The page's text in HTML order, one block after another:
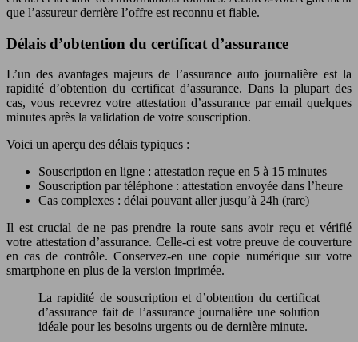
que l’assureur derrière l’offre est reconnu et fiable.
Délais d’obtention du certificat d’assurance
L’un des avantages majeurs de l’assurance auto journalière est la
rapidité d’obtention du certificat d’assurance. Dans la plupart des
cas, vous recevrez votre attestation d’assurance par email quelques
minutes après la validation de votre souscription.
Voici un aperçu des délais typiques :
Souscription en ligne : attestation reçue en 5 à 15 minutes
Souscription par téléphone : attestation envoyée dans l’heure
Cas complexes : délai pouvant aller jusqu’à 24h (rare)
Il est crucial de ne pas prendre la route sans avoir reçu et vérifié
votre attestation d’assurance. Celle-ci est votre preuve de couverture
en cas de contrôle. Conservez-en une copie numérique sur votre
smartphone en plus de la version imprimée.
La rapidité de souscription et d’obtention du certificat
d’assurance fait de l’assurance journalière une solution
idéale pour les besoins urgents ou de dernière minute.